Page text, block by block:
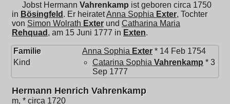
Jobst Hermann Vahrenkamp ist geboren circa 1750
in Bösingfeld . Er heiratetAnna Sophia Exter, Tochter
von Simon Wolrath Exter und Catharina Maria
Rehquad , am 15 Juni 1777 in Exten.
Familie Anna Sophia Exter * 14 Feb 1754
Kind
Catarina Sophia Vahrenkamp * 3
Sep 1777
Hermann Henrich Vahrenkamp
m, * circa 1720